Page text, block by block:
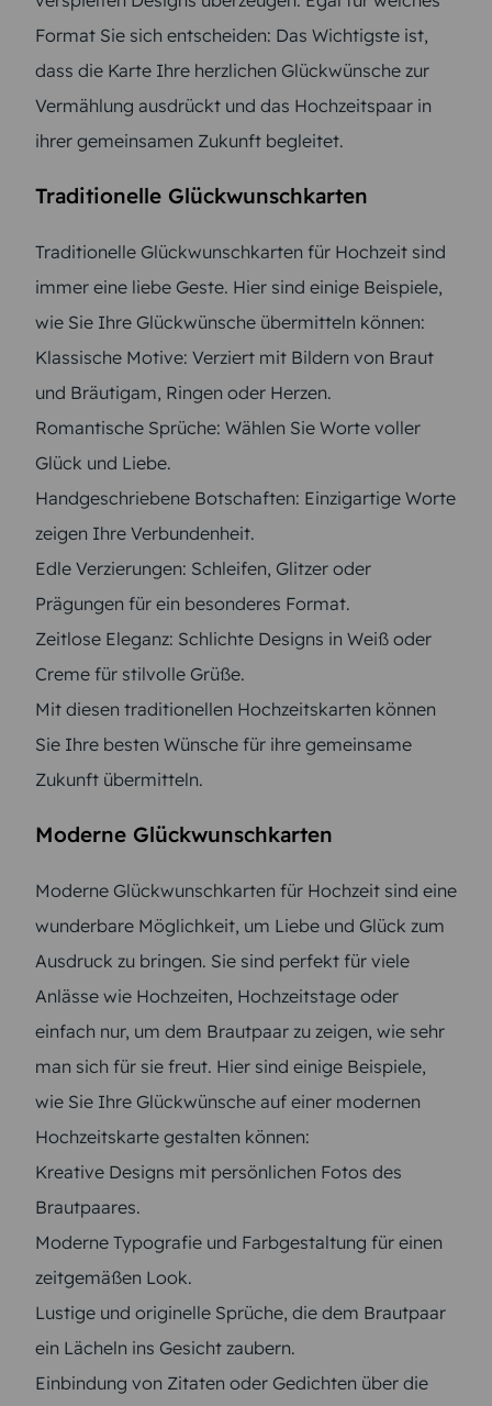
Format Sie sich entscheiden: Das Wichtigste ist,
dass die Karte Ihre herzlichen Glückwünsche zur
Vermählung ausdrückt und das Hochzeitspaar in
ihrer gemeinsamen Zukunft begleitet.
Traditionelle Glückwunschkarten
Traditionelle Glückwunschkarten für Hochzeit sind
immer eine liebe Geste. Hier sind einige Beispiele,
wie Sie Ihre Glückwünsche übermitteln können:
Klassische Motive: Verziert mit Bildern von Braut
und Bräutigam, Ringen oder Herzen.
Romantische Sprüche: Wählen Sie Worte voller
Glück und Liebe.
Handgeschriebene Botschaften: Einzigartige Worte
zeigen Ihre Verbundenheit.
Edle Verzierungen: Schleifen, Glitzer oder
Prägungen für ein besonderes Format.
Zeitlose Eleganz: Schlichte Designs in Weiß oder
Creme für stilvolle Grüße.
Mit diesen traditionellen Hochzeitskarten können
Sie Ihre besten Wünsche für ihre gemeinsame
Zukunft übermitteln.
Moderne Glückwunschkarten
Moderne Glückwunschkarten für Hochzeit sind eine
wunderbare Möglichkeit, um Liebe und Glück zum
Ausdruck zu bringen. Sie sind perfekt für viele
Anlässe wie Hochzeiten, Hochzeitstage oder
einfach nur, um dem Brautpaar zu zeigen, wie sehr
man sich für sie freut. Hier sind einige Beispiele,
wie Sie Ihre Glückwünsche auf einer modernen
Hochzeitskarte gestalten können:
Kreative Designs mit persönlichen Fotos des
Brautpaares.
Moderne Typografie und Farbgestaltung für einen
zeitgemäßen Look.
Lustige und originelle Sprüche, die dem Brautpaar
ein Lächeln ins Gesicht zaubern.
Einbindung von Zitaten oder Gedichten über die